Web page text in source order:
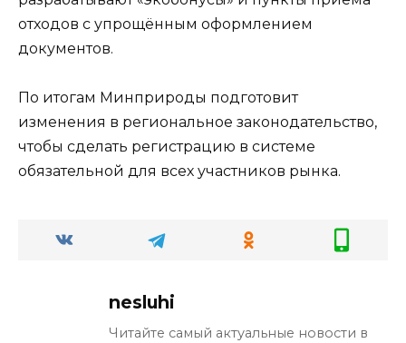
отходов с упрощённым оформлением
документов.
По итогам Минприроды подготовит
изменения в региональное законодательство,
чтобы сделать регистрацию в системе
обязательной для всех участников рынка.
nesluhi
Читайте самый актуальные новости в